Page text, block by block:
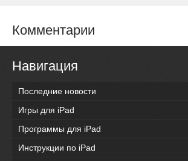
Комментарии
Навигация
Последние новости
Игры для iPad
Программы для iPad
Инструкции по iPad